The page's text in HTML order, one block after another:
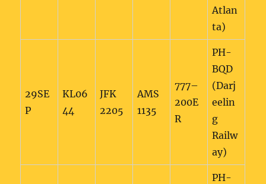
Atlan
ta)
29SE
P
KL06
44
JFK
2205
AMS
1135
777–
200E
R
PH-
BQD
(Darj
eelin
g
Railw
ay)
PH-